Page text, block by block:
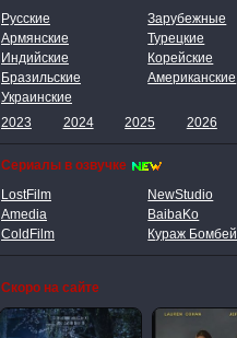
Русские
Зарубежные
Армянские
Турецкие
Индийские
Корейские
Бразильские
Американские
Украинские
2023
2024 2025 2026
Сериалы в озвучке
LostFilm
NewStudio
Amedia
BaibaKo
ColdFilm
Кураж Бомбей
Скоро на сайте